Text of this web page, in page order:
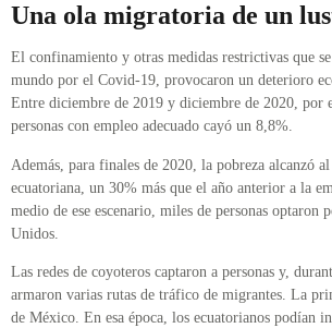
Una ola migratoria de un
El confinamiento y otras medidas restrictivas que
mundo por el Covid-19, provocaron un deterioro
Entre diciembre de 2019 y diciembre de 2020, por
personas con empleo adecuado cayó un 8,8%.
Además, para finales de 2020, la pobreza alcanzó
ecuatoriana, un 30% más que el año anterior a la
medio de ese escenario, miles de personas optaron
Unidos.
Las redes de coyoteros captaron a personas y,
armaron varias rutas de tráfico de migrantes. La
de México. En esa época, los ecuatorianos podían